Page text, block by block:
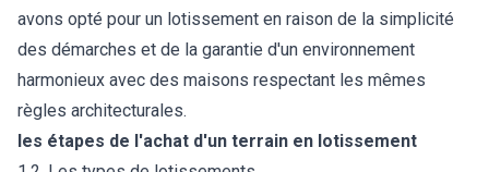
avons opté pour un lotissement en raison de la simplicité
des démarches et de la garantie d'un environnement
harmonieux avec des maisons respectant les mêmes
règles architecturales.
les étapes de l'achat d'un terrain en lotissement